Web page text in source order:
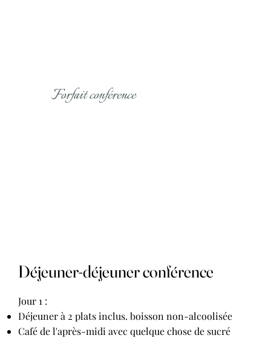
Forfait conférence
Déjeuner-déjeuner conférence
Jour 1 :
Déjeuner à 2 plats inclus. boisson non-alcoolisée
Café de l'après-midi avec quelque chose de sucré